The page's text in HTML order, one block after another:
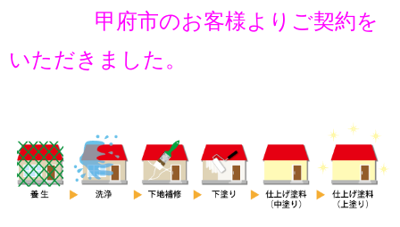
甲府市のお客様よりご契約を
いただきました。